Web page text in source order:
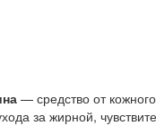
— средство от
за жирной,